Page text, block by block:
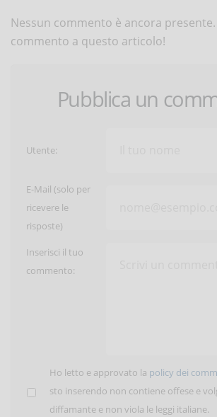
Nessun commento è ancora
commento a questo articolo!
Pubblica un
Utente:
E-Mail (solo per
ricevere le
risposte)
Inserisci il tuo
commento:
Ho letto e approvato la policy dei
sto inserendo non contiene offese e
diffamante e non viola le leggi italiane.